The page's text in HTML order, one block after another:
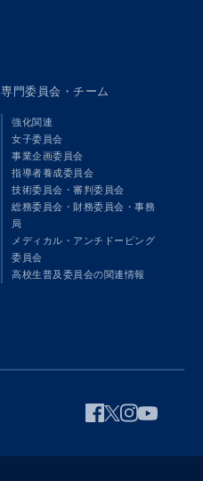
専門委員会・チーム
強化関連
女子委員会
事業企画委員会
指導者養成委員会
技術委員会・審判委員会
総務委員会・財務委員会・事務
局
メディカル・アンチドーピング
委員会
高校生普及委員会の関連情報